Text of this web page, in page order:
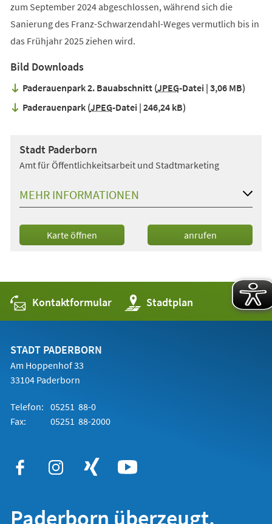
zum September 2024 abgeschlossen, während sich die
Sanierung des Franz-Schwarzendahl-Weges vermutlich bis in
das Frühjahr 2025 ziehen wird.
Bild Downloads
Paderauenpark 2. Bauabschnitt JPEG-Datei 3,06 MB
Paderauenpark JPEG-Datei 246,24 kB
Stadt Paderborn
Amt für Öffentlichkeitsarbeit und Stadtmarketing
MEHR INFORMATIONEN
Karte öffnen
(Öffnet
in
anrufen
Kontaktformular Stadtplan
(Öffnet
in
einem
STADT PADERBORN
Am Hoppenhof 33
33104 Paderborn
Telefon: 05251 88-0
Fax:
05251 88-2000
Paderborn überzeugt.